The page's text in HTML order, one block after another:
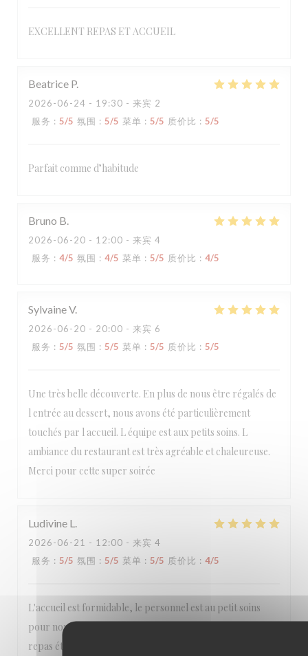
EXCELLENT REPAS ET ACCUEIL
Beatrice P
2026-06-24 - 19:30 - 来宾 2
服务 : 5/5 氛围 : 5/5 菜单 : 5/5 质价比 : 5/5
Parfait comme d’habitude
Bruno B
2026-06-20 - 12:00 - 来宾 4
服务 : 4/5 氛围 : 4/5 菜单 : 5/5 质价比 : 4/5
SylvaineV
2026-06-20 - 20:00 - 来宾 6
服务 : 5/5 氛围 : 5/5 菜单 : 5/5 质价比 : 5/5
Une très belle découverte. En plus de nous être régalés de
l entrée au dessert, nous avons été particulièrement
touchés par l accueil. L équipe est aux petits soins. L
ambiance du restaurant est très agréable et chaleureuse.
Merci pour cette super soirée
Ludivine L
2026-06-21 - 12:00 - 来宾 4
服务 : 5/5 氛围 : 5/5 菜单 : 5/5 质价比 : 4/5
L'accueil est formidable, le personnel est au petit soins
pour nous. Nous avons passé un très bon moment. Le
repas était excellent. Nous reviendrons